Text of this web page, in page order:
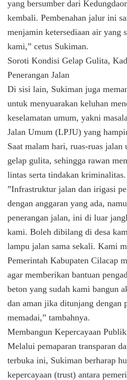
yang bersumber dari
kembali. Pembenahan jalur ini
menjamin ketersediaan air yang
kami,” cetus Sukiman.
​Soroti Kondisi Gelap Gulita,
Penerangan Jalan
​Di sisi lain, Sukiman juga
untuk menyuarakan keluhan
keselamatan umum, yakni
Jalan Umum (LPJU) yang
Saat malam hari, ruas-ruas jalan
gelap gulita, sehingga rawan
lintas serta tindakan kriminalitas.
​”Infrastruktur jalan dan irigasi
dengan anggaran yang ada,
penerangan jalan, ini di luar
kami. Boleh dibilang di desa
lampu jalan sama sekali. Kami
Pemerintah Kabupaten Cilacap
agar memberikan bantuan
beton yang sudah kami bangun
dan aman jika ditunjang dengan
memadai,” tambahnya.
​Membangun Kepercayaan Publik
​Melalui pemaparan transparan
terbuka ini, Sukiman berharap
kepercayaan (trust) antara